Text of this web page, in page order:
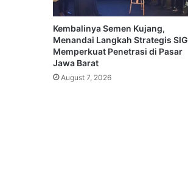
Kembalinya Semen Kujang,
Menandai Langkah Strategis SIG
Memperkuat Penetrasi di Pasar
Jawa Barat
August 7, 2026